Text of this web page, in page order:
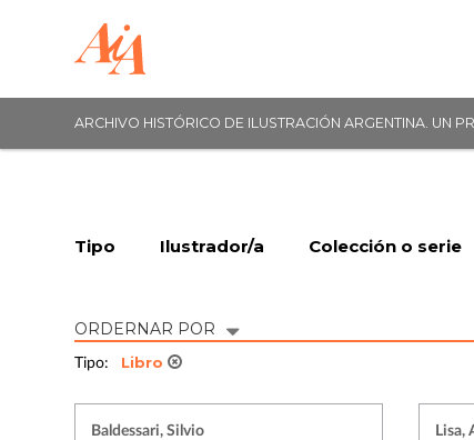
ARCHIVO HISTÓRICO DE ILUSTRACIÓN ARGENTINA. UN
Tipo Ilustrador/a Colección o serie
ORDERNAR POR
Tipo: Libro
Baldessari, Silvio Lisa,